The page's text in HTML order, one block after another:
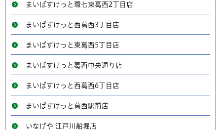
まいばすけっと環七東葛西2丁目店
まいばすけっと西葛西3丁目店
まいばすけっと東葛西5丁目店
まいばすけっと葛西中央通り店
まいばすけっと西葛西6丁目店
まいばすけっと葛西駅前店
いなげや 江戸川船堀店